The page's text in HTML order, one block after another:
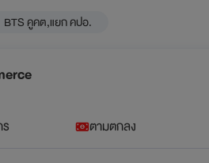
BTS คูคต,แยก คปอ.
ตามตกลง